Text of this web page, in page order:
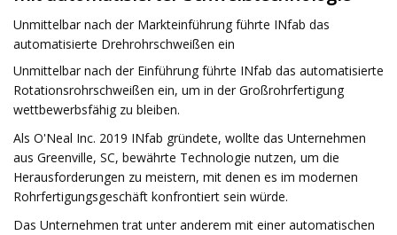
Unmittelbar nach der Markteinführung führte INfab das
automatisierte Drehrohrschweißen ein
Unmittelbar nach der Einführung führte INfab das automatisierte
Rotationsrohrschweißen ein, um in der Großrohrfertigung
wettbewerbsfähig zu bleiben.
Als O'Neal Inc. 2019 INfab gründete, wollte das Unternehmen
aus Greenville, SC, bewährte Technologie nutzen, um die
Herausforderungen zu meistern, mit denen es im modernen
Rohrfertigungsgeschäft konfrontiert sein würde.
Das Unternehmen trat unter anderem mit einer automatischen